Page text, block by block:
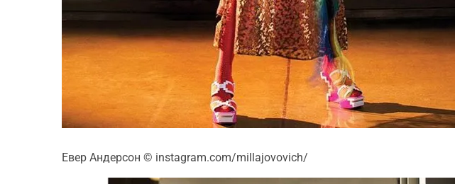
Евер Андерсон © instagram.com/millajovovich/